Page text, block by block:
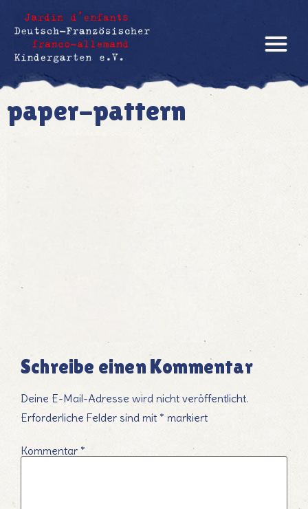
paper-pattern
Schreibe einen Kommentar
Deine E-Mail-Adresse wird nicht veröffentlicht.
Erforderliche Felder sind mit * markiert
Kommentar *